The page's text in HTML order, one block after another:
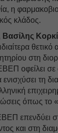
η
κλάδος.
Βασίλης
στη
οφείλει
τη
όπως το
επενδύει
και στη